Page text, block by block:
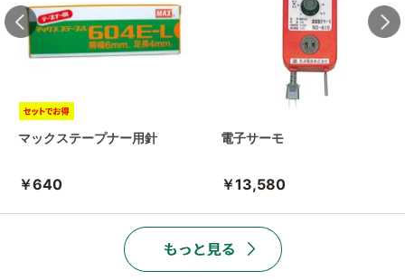
マックステープナー用針
￥640
電子サーモ
￥13,580